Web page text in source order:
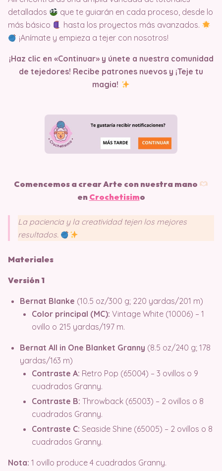
detallados
que te guiarán en cada proceso, desde lo
más básico
hasta los proyectos más avanzados.
¡Anímate y empieza a tejer con nosotros!
¡Haz clic en «Continuar» y únete a nuestra comunidad
de tejedores! Recibe patrones nuevos y ¡Teje tu
magia!
Comencemos a crear Arte con nuestra mano
en Crochetisimo
La paciencia y la creatividad tejen los mejores
resultados.
Materiales
Versión 1
Bernat Blanke (10.5 oz/300 g; 220 yardas/201 m)
Color principal (MC): Vintage White (10006) – 1
ovillo o 215 yardas/197 m.
Bernat All in One Blanket Granny (8.5 oz/240 g; 178
yardas/163 m)
Contraste A: Retro Pop (65004) – 3 ovillos o 9
cuadrados Granny.
Contraste B: Throwback (65003) – 2 ovillos o 8
cuadrados Granny.
Contraste C: Seaside Shine (65005) – 2 ovillos o 8
cuadrados Granny.
Nota: 1 ovillo produce 4 cuadrados Granny.